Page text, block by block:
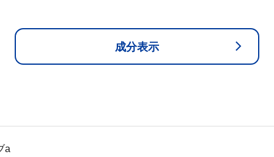
成分表示
a